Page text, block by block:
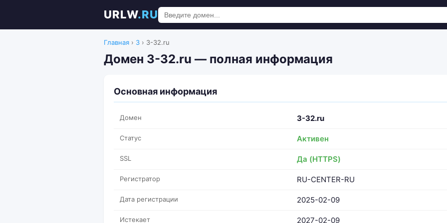
URLW.RU
Главная › 3 › 3-32.ru
Домен 3-32.ru — полная информация
Основная информация
Домен 3-32.ru
Статус Активен
SSL Да (HTTPS)
Регистратор RU-CENTER-RU
Дата регистрации 2025-02-09
Истекает 2027-02-09